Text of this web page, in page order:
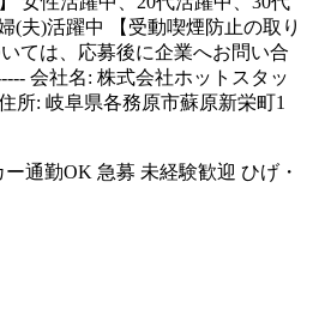
(夫)活躍中 【受動喫煙防止の取り
ては、応募後に企業へお問い合
会社名: 株式会社ホットスタッ
所: 岐阜県各務原市蘇原新栄町1
ー通勤OK 急募 未経験歓迎 ひげ・